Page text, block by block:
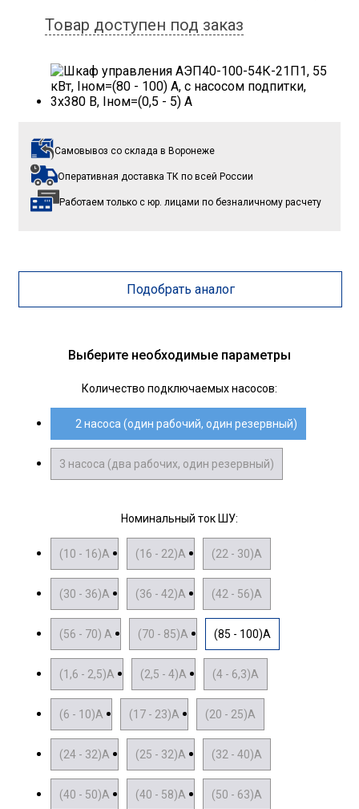
Товар доступен под заказ
Самовывоз со склада в Воронеже
Оперативная доставка ТК по всей России
Работаем только с юр. лицами по безналичному расчету
Подобрать аналог
Выберите необходимые параметры
Количество подключаемых насосов:
2 насоса (один рабочий, один резервный)
3 насоса (два рабочих, один резервный)
Номинальный ток ШУ:
(10 - 16)А (16 - 22)А (22 - 30)А
(30 - 36)А (36 - 42)А (42 - 56)А
(56 - 70) А (70 - 85)А (85 - 100)А
(1,6 - 2,5)А (2,5 - 4)А (4 - 6,3)А
(6 - 10)А (17 - 23)А (20 - 25)А
(24 - 32)А (25 - 32)А (32 - 40)А
(40 - 50)А (40 - 58)А (50 - 63)А